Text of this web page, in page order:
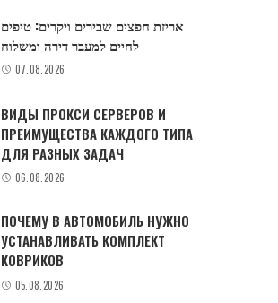
אריזת חפצים שבירים ויקרים: טיפים
לחיים למעבר דירה ומשלוח
07.08.2026
ВИДЫ ПРОКСИ СЕРВЕРОВ И
ПРЕИМУЩЕСТВА КАЖДОГО ТИПА
ДЛЯ РАЗНЫХ ЗАДАЧ
06.08.2026
ПОЧЕМУ В АВТОМОБИЛЬ НУЖНО
УСТАНАВЛИВАТЬ КОМПЛЕКТ
КОВРИКОВ
05.08.2026